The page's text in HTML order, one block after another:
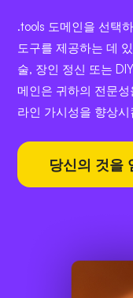
.tools 도메인을 선택
도구를 제공하는 데
술, 장인 정신 또는
메인은 귀하의 전문
라인 가시성을 향상시
당신의 것을